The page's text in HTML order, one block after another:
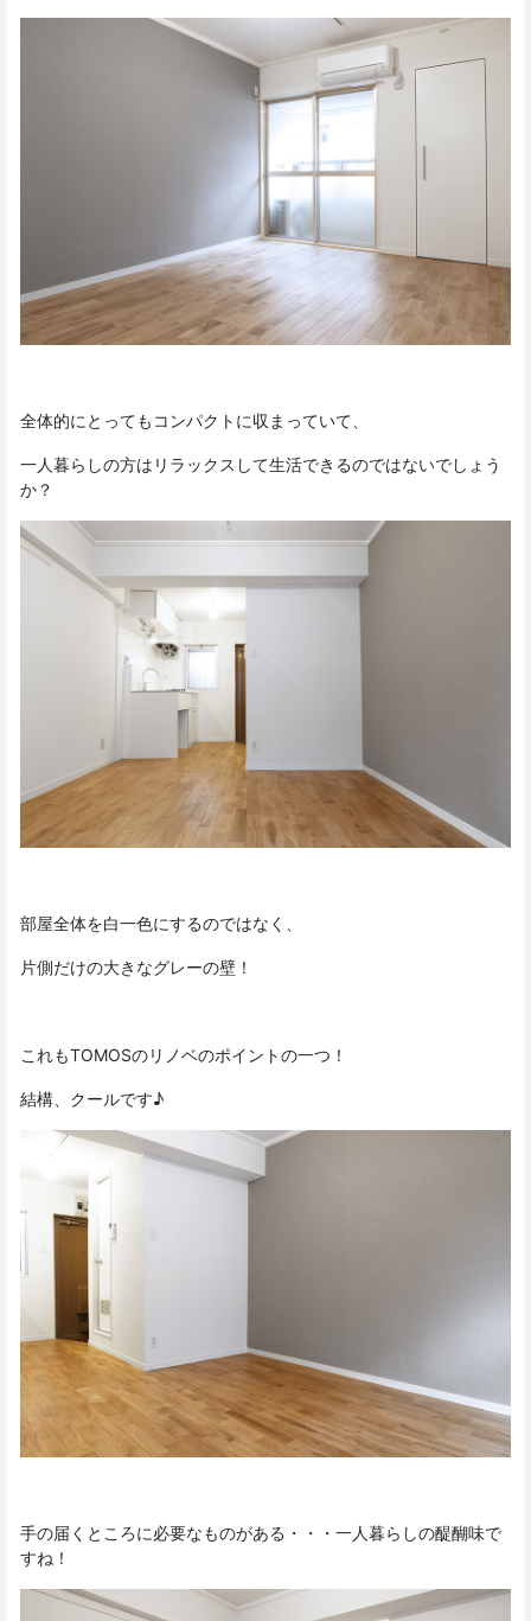
全体的にとってもコンパクトに収まっていて、
一人暮らしの方はリラックスして生活できるのではないでしょう
か？
部屋全体を白一色にするのではなく、
片側だけの大きなグレーの壁！
これもTOMOSのリノベのポイントの一つ！
結構、クールです♪
手の届くところに必要なものがある・・・一人暮らしの醍醐味で
すね！